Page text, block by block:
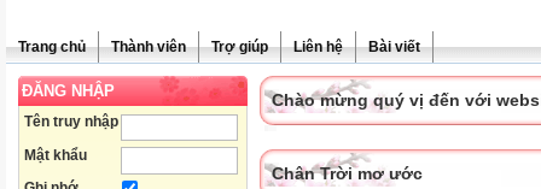
Trang chủ Thành viên Trợ giúp Liên hệ Bài viết
ĐĂNG NHẬP
Tên truy nhập
Mật khẩu
Chào mừng quý vị đến với
Chân Trời mơ ước